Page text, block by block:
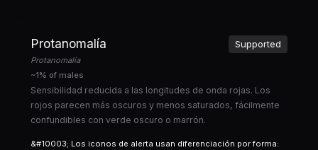
Protanomalía
Protanomalía
Supported
~1% of males
Sensibilidad reducida a las longitudes de onda rojas. Los
rojos parecen más oscuros y menos saturados, fácilmente
confundibles con verde oscuro o marrón.
&#10003; Los iconos de alerta usan diferenciación por forma: